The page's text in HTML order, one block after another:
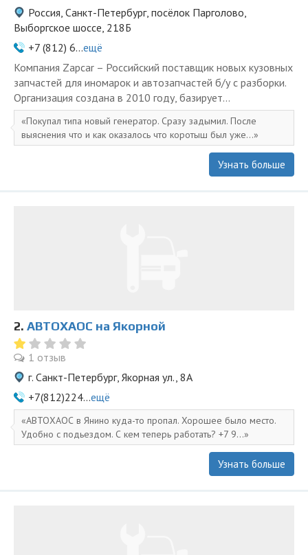
Россия, Санкт-Петербург, посёлок Парголово,
Выборгское шоссе, 218Б
+7 (812) 6...ещё
Компания Zapcar – Российский поставщик новых кузовных
запчастей для иномарок и автозапчастей б/у с разборки.
Организация создана в 2010 году, базирует...
Покупал типа новый генератор. Сразу задымил. После
выяснения что и как оказалось что коротыш был уже...
Узнать больше
2. АВТОХАОС на Якорной
1 отзыв
г. Санкт-Петербург, Якорная ул., 8А
+7(812)224...ещё
АВТОХАОС в Янино куда-то пропал. Хорошее было место.
Удобно с подьездом. С кем теперь работать? +7 9...
Узнать больше